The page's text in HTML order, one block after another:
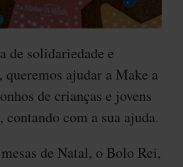
de solidariedade e
queremos ajudar a Make a
de crianças e jovens
contando com a sua ajuda.
de Natal, o Bolo Rei,